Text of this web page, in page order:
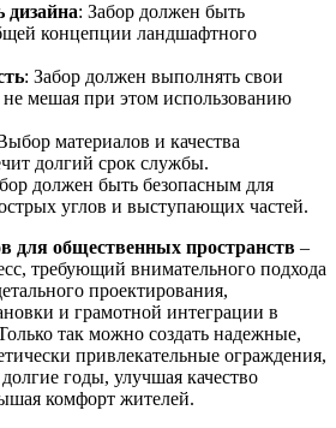
дизайна: Забор должен быть
концепции ландшафтного
: Забор должен выполнять свои
не мешая при этом использованию
материалов и качества
долгий срок службы.
должен быть безопасным для
углов и выступающих частей.
для общественных пространств –
требующий внимательного подхода
проектирования,
и грамотной интеграции в
так можно создать надежные,
привлекательные ограждения,
годы, улучшая качество
комфорт жителей.